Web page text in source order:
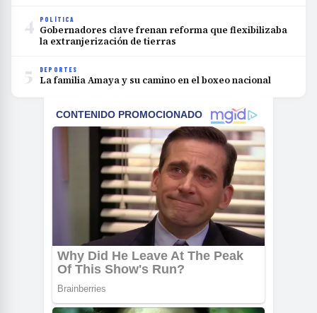
4 POLÍTICA
Gobernadores clave frenan reforma que flexibilizaba
la extranjerización de tierras
5 DEPORTES
La familia Amaya y su camino en el boxeo nacional